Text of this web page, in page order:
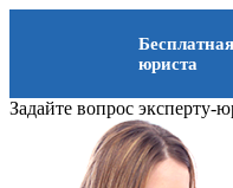
юриста
Задайте вопрос